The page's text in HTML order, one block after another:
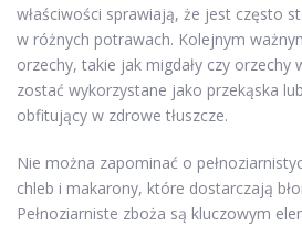
właściwości sprawiają, że jest często
w różnych potrawach. Kolejnym
orzechy, takie jak migdały czy orzechy
zostać wykorzystane jako przekąska
obfitujący w zdrowe tłuszcze.
Nie można zapominać o
chleb i makarony, które dostarczają
Pełnoziarniste zboża są kluczowym